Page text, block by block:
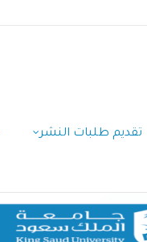
تقديم طلبات النشر